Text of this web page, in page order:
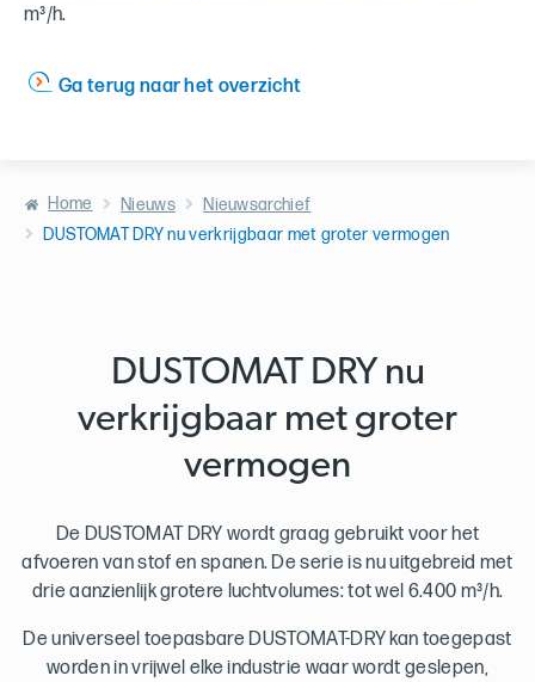
m³/h.
Ga terug naar het overzicht
Home Nieuws
Nieuwsarchief
DUSTOMAT DRY nu verkrijgbaar met groter vermogen
DUSTOMAT DRY nu
verkrijgbaar met groter
vermogen
De DUSTOMAT DRY wordt graag gebruikt voor het
afvoeren van stof en spanen. De serie is nu uitgebreid met
drie aanzienlijk grotere luchtvolumes: tot wel 6.400 m³/h.
De universeel toepasbare DUSTOMAT-DRY kan toegepast
worden in vrijwel elke industrie waar wordt geslepen,